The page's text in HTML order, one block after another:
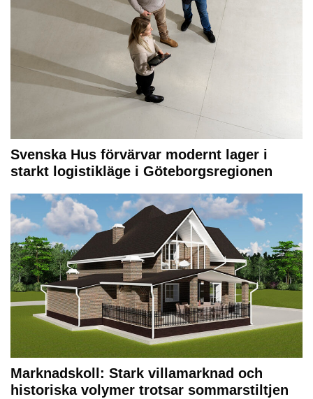
Svenska Hus förvärvar modernt lager i
starkt logistikläge i Göteborgsregionen
Marknadskoll: Stark villamarknad och
historiska volymer trotsar sommarstiltjen